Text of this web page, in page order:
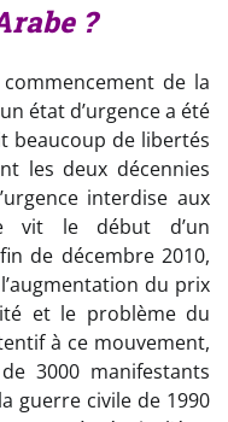
?
de la
état d’urgence a été
beaucoup de libertés
les deux décennies
interdise aux
vit le début d’un
de décembre 2010,
du prix
et le problème du
à ce mouvement,
3000 manifestants
guerre civile de 1990